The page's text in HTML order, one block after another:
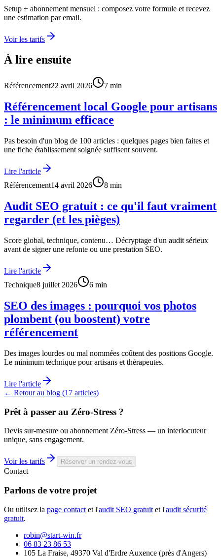
Setup + abonnement mensuel : composez votre formule et recevez
une estimation par email.
Voir les tarifs
À lire ensuite
Référencement22 avril 2026 7 min
Référencement local Google pour artisans
: le minimum efficace
Pas besoin d'un blog de 100 articles : quelques pages bien faites et
une fiche établissement soignée suffisent souvent.
Lire l'article
Référencement14 avril 2026 8 min
Audit SEO gratuit : ce qu'il faut vraiment
regarder (et les pièges)
Score global, technique, contenu… Décryptage d'un audit sérieux
avant de signer une refonte ou une prestation SEO.
Lire l'article
Technique8 juillet 2026 6 min
SEO des images : pourquoi vos photos
plombent (ou boostent) votre
référencement
Des images lourdes ou mal nommées coûtent des positions Google.
Le minimum technique pour artisans et thérapeutes.
Lire l'article
← Retour au blog (17 articles)
Prêt à passer au Zéro-Stress ?
Devis sur-mesure ou abonnement Zéro-Stress — un interlocuteur
unique, sans engagement.
Voir les tarifs Réserver un rendez-vous
Contact
Parlons de votre projet
Ou utilisez la page contact et l'audit SEO gratuit et l'audit sécurité
gratuit.
robin@start-win.fr
06 83 23 86 53
105 La Fraise, 49370 Val d'Erdre Auxence (près d'Angers)